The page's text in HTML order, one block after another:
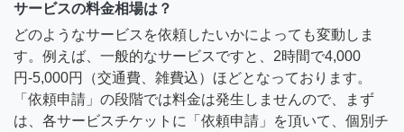
サービスの料金相場は？
どのようなサービスを依頼したいかによっても変動しま
す。例えば、一般的なサービスですと、2時間で4,000
円-5,000円（交通費、雑費込）ほどとなっております。
「依頼申請」の段階では料金は発生しませんので、まず
は、各サービスチケットに「依頼申請」を頂いて、個別チ